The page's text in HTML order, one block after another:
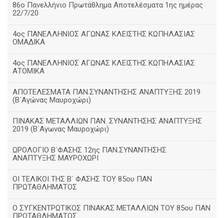
86ο Πανελλήνιο Πρωτάθλημα Αποτελέσματα 1ης ημέρας
22/7/20
4ος ΠΑΝΕΛΛΗΝΙΟΣ ΑΓΩΝΑΣ ΚΛΕΙΣΤΗΣ ΚΩΠΗΛΑΣΙΑΣ
ΟΜΑΔΙΚΑ
4ος ΠΑΝΕΛΛΗΝΙΟΣ ΑΓΩΝΑΣ ΚΛΕΙΣΤΗΣ ΚΩΠΗΛΑΣΙΑΣ
ΑΤΟΜΙΚΑ
ΑΠΟΤΕΛΕΣΜΑΤΑ ΠΑΝ.ΣΥΝΑΝΤΗΣΗΣ ΑΝΑΠΤΥΞΗΣ 2019
(B΄Αγώνας Μαυροχώρι)
ΠΙΝΑΚΑΣ ΜΕΤΑΛΛΙΩΝ ΠΑΝ. ΣΥΝΑΝΤΗΣΗΣ ΑΝΑΠΤΥΞΗΣ
2019 (Β΄Αγωνας Μαυροχώρι)
ΩΡΟΛΟΓΙΟ Β΄ΦΑΣΗΣ 12ης ΠΑΝ.ΣΥΝΑΝΤΗΣΗΣ
ΑΝΑΠΤΥΞΗΣ ΜΑΥΡΟΧΩΡΙ
ΟΙ ΤΕΛΙΚΟΙ ΤΗΣ Β΄ ΦΑΣΗΣ ΤΟΥ 85ου ΠΑΝ
ΠΡΩΤΑΘΛΗΜΑΤΟΣ
Ο ΣΥΓΚΕΝΤΡΩΤΙΚΟΣ ΠΙΝΑΚΑΣ ΜΕΤΑΛΛΙΩΝ ΤΟΥ 85ου ΠΑΝ
ΠΡΩΤΑΘΛΗΜΑΤΟΣ